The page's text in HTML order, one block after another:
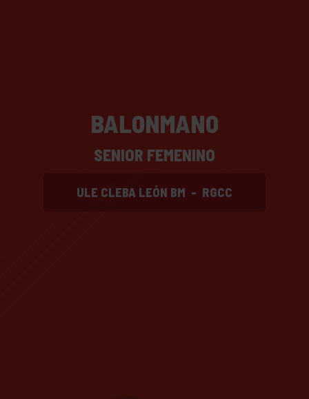
BALONMANO
SENIOR FEMENINO
ULE CLEBA LEÓN BM - RGCC